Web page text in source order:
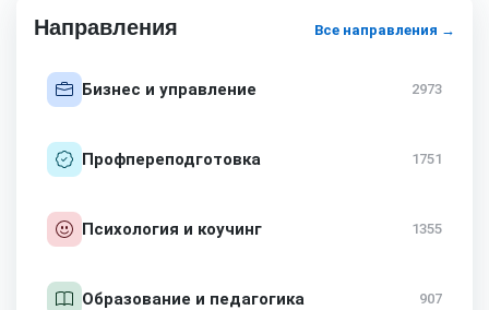
Направления Все направления →
Бизнес и управление 2973
Профпереподготовка 1751
Психология и коучинг 1355
Образование и педагогика 907